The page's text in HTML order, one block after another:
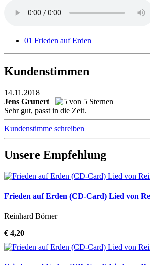
01 Frieden auf Erden
Kundenstimmen
14.11.2018
Jens Grunert
Sehr gut, passt in die Zeit.
Kundenstimme schreiben
Unsere Empfehlung
Frieden auf Erden (CD-Card) Lied von
Reinhard Börner
€ 4,20